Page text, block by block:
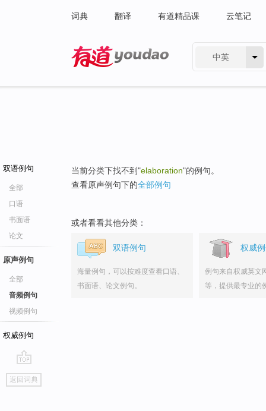
词典 翻译 有道精品课 云笔记
中英
双语例句
全部
口语
书面语
论文
原声例句
全部
音频例句
视频例句
权威例句
go
top
返回词典
当前分类下找不到"elaboration"的例句。
查看原声例句下的全部例句
或者看看其他分类：
双语例句
海量例句，可以按难度查看口语、
书面语、论文例句。
权威
例句来自权威英文
等，提供最专业的